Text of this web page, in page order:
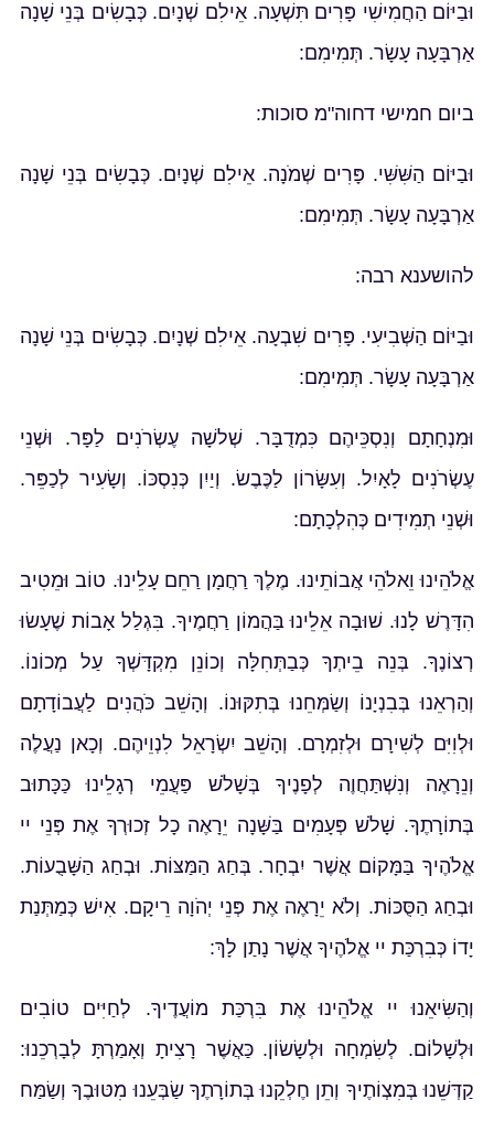
וּבַיּוֹם הַחֲמִישִׁי פָּרִים תִּשְׁעָה. אֵילִם שְׁנָיִם. כְּבָשִׂים בְּנֵי שָׁנָה
אַרְבָּעָה עָשָׂר. תְּמִימִם:
ביום חמישי דחוה"מ סוכות:
וּבַיּוֹם הַשִּׁשִּׁי. פָּרִים שְׁמֹנָה. אֵילִם שְׁנָיִם. כְּבָשִׂים בְּנֵי שָׁנָה
אַרְבָּעָה עָשָׂר. תְּמִימִם:
להושענא רבה:
וּבַיּוֹם הַשְּׁבִיעִי. פָּרִים שִׁבְעָה. אֵילִם שְׁנָיִם. כְּבָשִׂים בְּנֵי שָׁנָה
אַרְבָּעָה עָשָׂר. תְּמִימִם:
וּמִנְחָתָם וְנִסְכֵּיהֶם כִּמְדֻבָּר. שְׁלשָׁה עֶשְׂרֹנִים לַפָּר. וּשְׁנֵי
עֶשְׂרֹנִים לָאָיִל. וְעִשָּׂרוֹן לַכֶּבֶשׂ. וְיַיִן כְּנִסְכּוֹ. וְשָׂעִיר לְכַפֵּר.
וּשְׁנֵי תְמִידִים כְּהִלְכָתָם:
אֱלֹהֵינוּ וֵאלֹהֵי אֲבוֹתֵינוּ. מֶלֶךְ רַחֲמָן רַחֵם עָלֵינוּ. טוֹב וּמֵטִיב
הִדָּרֶשׁ לָנוּ. שׁוּבָה אֵלֵינוּ בַּהֲמוֹן רַחֲמֶיךָ. בִּגְלַל אָבוֹת שֶׁעָשׂוּ
רְצוֹנֶךָ. בְּנֵה בֵיתְךָ כְּבַתְּחִלָּה וְכוֹנֵן מִקְדָּשְׁךָ עַל מְכוֹנוֹ.
וְהַרְאֵנוּ בְּבִנְיָנוֹ וְשַׂמְּחֵנוּ בְּתִקּוּנוֹ. וְהָשֵׁב כֹּהֲנִים לַעֲבוֹדָתָם
וּלְוִיִּם לְשִׁירָם וּלְזִמְרָם. וְהָשֵׁב יִשְׂרָאֵל לִנְוֵיהֶם. וְכָאן נַעֲלֶה
וְנֵרָאֶה וְנִשְׁתַּחֲוֶה לְפָנֶיךָ בְּשָׁלֹשׁ פַּעֲמֵי רְגָלֵינוּ כַּכָּתוּב
בְּתוֹרָתֶךָ. שָׁלֹשׁ פְּעָמִים בַּשָּׁנָה יֵרָאֶה כָל זְכוּרְךָ אֶת פְּנֵי יי
אֱלֹהֶיךָ בַּמָּקוֹם אֲשֶׁר יִבְחָר. בְּחַג הַמַּצּוֹת. וּבְחַג הַשָּׁבֻעוֹת.
וּבְחַג הַסֻּכּוֹת. וְלֹא יֵרָאֶה אֶת פְּנֵי יְהֹוָה רֵיקָם. אִישׁ כְּמַתְּנַת
יָדוֹ כְּבִרְכַּת יי אֱלֹהֶיךָ אֲשֶׁר נָתַן לָךְ:
וְהַשִּׂיאֵנוּ יי אֱלֹהֵינוּ אֶת בִּרְכַּת מוֹעֲדֶיךָ. לְחַיִּים טוֹבִים
וּלְשָׁלוֹם. לְשִׂמְחָה וּלְשָׂשׂוֹן. כַּאֲשֶׁר רָצִיתָ וְאָמַרְתָּ לְבָרְכֵנוּ:
קַדְּשֵׁנוּ בְּמִצְוֹתֶיךָ וְתֵן חֶלְקֵנוּ בְּתוֹרָתֶךָ שַׂבְּעֵנוּ מִטּוּבֶךָ וְשַׂמַּח